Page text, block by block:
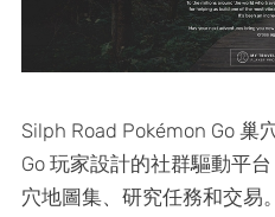
Silph Road Pokémon Go 巢
Go 玩家設計的社群驅動平
穴地圖集、研究任務和交易